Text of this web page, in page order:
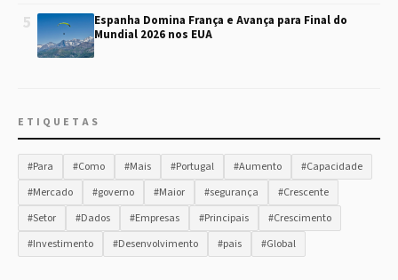
5
Espanha Domina França e Avança para Final do
Mundial 2026 nos EUA
ETIQUETAS
#Para #Como #Mais #Portugal #Aumento
#Capacidade
#Mercado
#governo #Maior #segurança
#Crescente
#Setor
#Dados #Empresas #Principais
#Crescimento
#Investimento
#Desenvolvimento #pais #Global